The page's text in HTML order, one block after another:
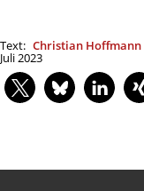
Text: Christian Hoffmann
Juli 2023